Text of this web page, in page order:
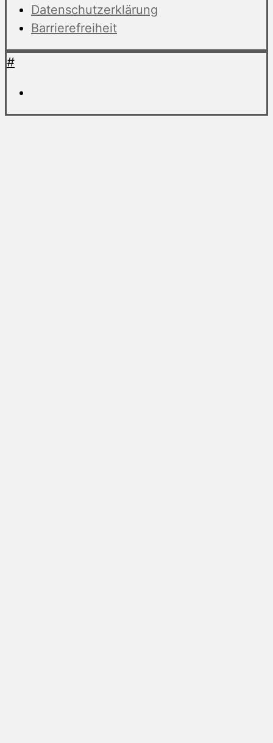
Datenschutzerklärung
Barrierefreiheit
#